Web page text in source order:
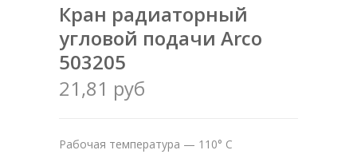
Кран радиаторный
угловой подачи Arco
503205
21,81 руб
Рабочая температура — 110° C